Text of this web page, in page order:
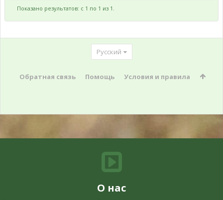
Показано результатов: с 1 по 1 из 1.
Русский
Обратная связь Помощь Условия и правила
О нас